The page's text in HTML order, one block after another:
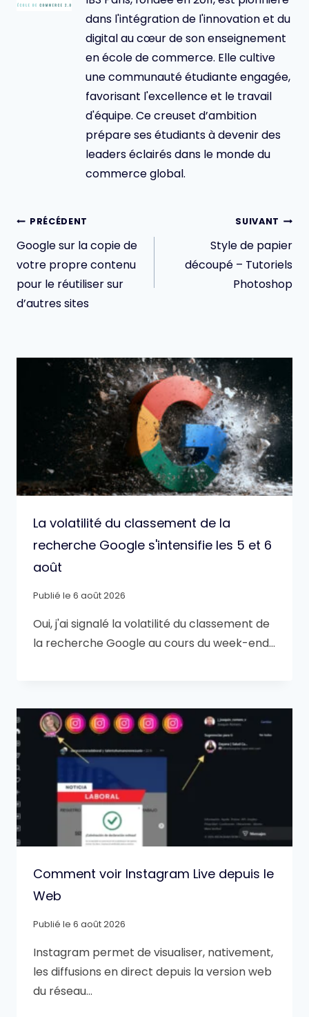
dans l'intégration de l'innovation et du
digital au cœur de son enseignement
en école de commerce. Elle cultive
une communauté étudiante engagée,
favorisant l'excellence et le travail
d'équipe. Ce creuset d’ambition
prépare ses étudiants à devenir des
leaders éclairés dans le monde du
commerce global.
Navigation
de
l’article
PRÉCÉDENT
Google sur la copie de
votre propre contenu
pour le réutiliser sur
d’autres sites
SUIVANT
Style de papier
découpé – Tutoriels
Photoshop
La volatilité du classement de la
recherche Google s'intensifie les 5 et 6
août
Publié le 6 août 2026
Oui, j'ai signalé la volatilité du classement de
la recherche Google au cours du week-end…
Comment voir Instagram Live depuis le
Web
Publié le 6 août 2026
Instagram permet de visualiser, nativement,
les diffusions en direct depuis la version web
du réseau…